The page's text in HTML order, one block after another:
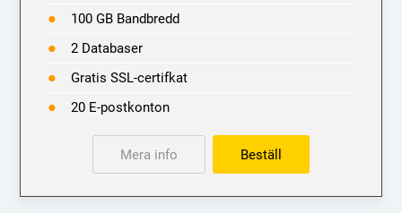
100 GB Bandbredd
2 Databaser
Gratis SSL-certifkat
20 E-postkonton
Mera info Beställ